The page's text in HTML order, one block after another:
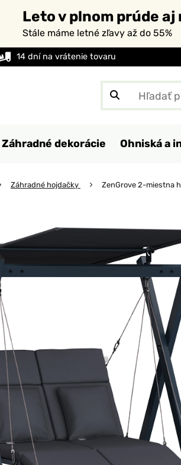
Leto v plnom prúde aj
Stále máme letné zľavy až do 55%
14 dní na vrátenie tovaru
Záhradné dekorácie Ohniská a
Záhradné hojdačky ZenGrove 2-miestna